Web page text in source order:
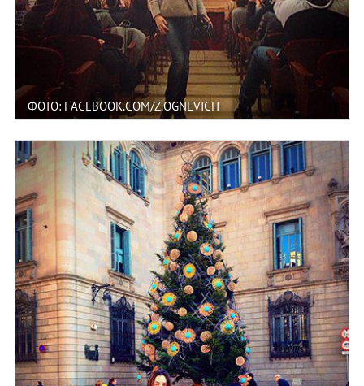
ФОТО: FACEBOOK.COM/Z.OGNEVICH